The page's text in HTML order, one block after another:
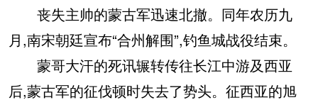
丧失主帅的蒙古军迅速北撤。同年农历九
月,南宋朝廷宣布“合州解围”,钓鱼城战役结束。
蒙哥大汗的死讯辗转传往长江中游及西亚
后,蒙古军的征伐顿时失去了势头。征西亚的旭